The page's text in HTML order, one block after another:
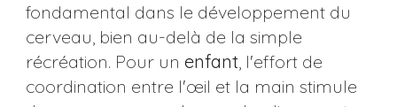
fondamental dans le développement du
cerveau, bien au-delà de la simple
récréation. Pour un enfant, l'effort de
coordination entre l'œil et la main stimule